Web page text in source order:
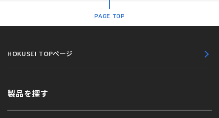
PAGE TOP
HOKUSEI TOPページ
製品を探す